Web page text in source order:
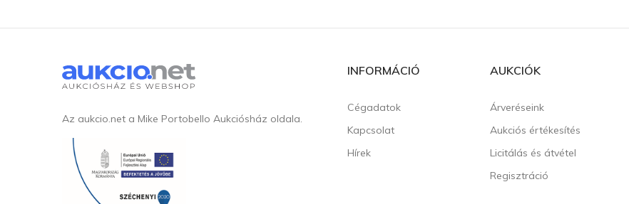
Az aukcio.net a Mike Portobello Aukciósház oldala.
INFORMÁCIÓ
Cégadatok
Kapcsolat
Hírek
AUKCIÓK
Árveréseink
Aukciós értékesítés
Licitálás és átvétel
Regisztráció